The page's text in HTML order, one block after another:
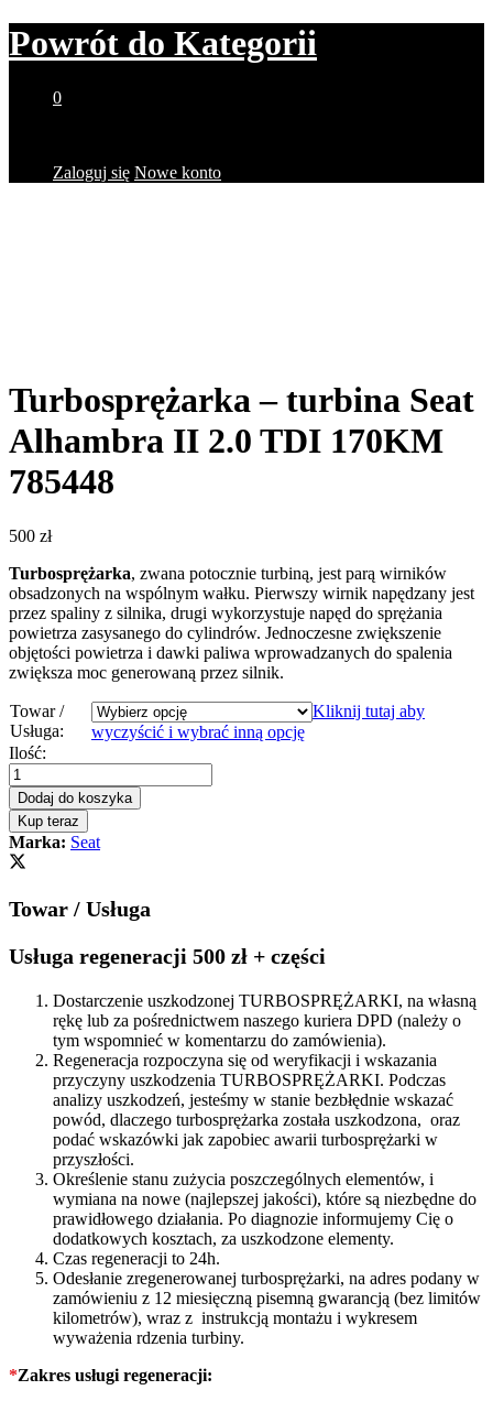
Powrót do Kategorii
0
Zaloguj się Nowe konto
Turbosprężarka – turbina Seat
Alhambra II 2.0 TDI 170KM
785448
500 zł
Turbosprężarka, zwana potocznie turbiną, jest parą wirników
obsadzonych na wspólnym wałku. Pierwszy wirnik napędzany jest
przez spaliny z silnika, drugi wykorzystuje napęd do sprężania
powietrza zasysanego do cylindrów. Jednoczesne zwiększenie
objętości powietrza i dawki paliwa wprowadzanych do spalenia
zwiększa moc generowaną przez silnik.
Towar /
Usługa:
Kliknij tutaj aby
wyczyścić i wybrać inną opcję
Turbosprężarka
turbina
Seat
Alhambra
II
2.0
170KM
quantity
Ilość:
Dodaj do koszyka
Kup teraz
Marka: Seat
Towar / Usługa
Usługa regeneracji 500 zł + części
Dostarczenie uszkodzonej TURBOSPRĘŻARKI, na własną
rękę lub za pośrednictwem naszego kuriera DPD (należy o
tym wspomnieć w komentarzu do zamówienia).
Regeneracja rozpoczyna się od weryfikacji i wskazania
przyczyny uszkodzenia TURBOSPRĘŻARKI. Podczas
analizy uszkodzeń, jesteśmy w stanie bezbłędnie wskazać
powód, dlaczego turbosprężarka została uszkodzona, oraz
podać wskazówki jak zapobiec awarii turbosprężarki w
przyszłości.
Określenie stanu zużycia poszczególnych elementów, i
wymiana na nowe (najlepszej jakości), które są niezbędne do
prawidłowego działania. Po diagnozie informujemy Cię o
dodatkowych kosztach, za uszkodzone elementy.
Czas regeneracji to 24h.
Odesłanie zregenerowanej turbosprężarki, na adres podany w
zamówieniu z 12 miesięczną pisemną gwarancją (bez limitów
kilometrów), wraz z instrukcją montażu i wykresem
wyważenia rdzenia turbiny.
*Zakres usługi regeneracji: